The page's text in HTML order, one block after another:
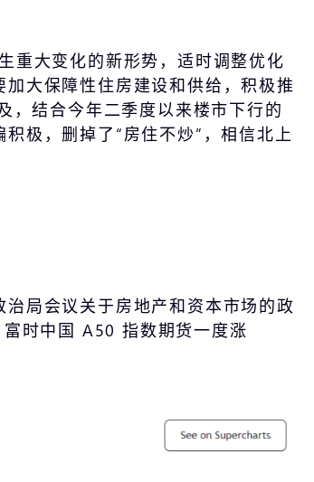
重大变化的新形势，适时调整优化
大保障性住房建设和供给，积极推
，结合今年二季度以来楼市下行的
极，删掉了“房住不炒”，相信北上
局会议关于房地产和资本市场的政
时中国 A50 指数期货一度涨